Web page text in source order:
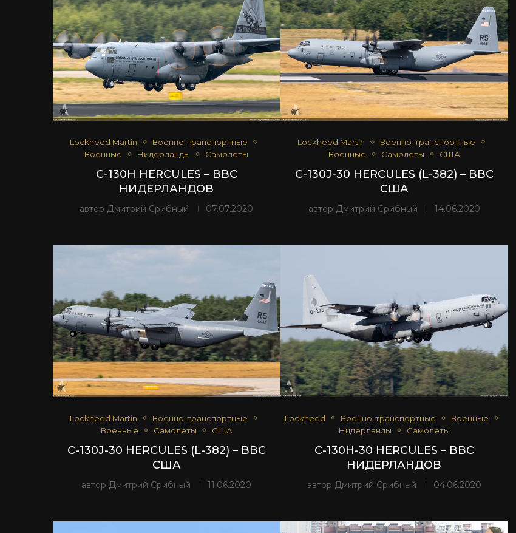
Lockheed Martin
Военно-транспортные
Военные
Нидерланды Самолеты
C-130H HERCULES – ВВС
НИДЕРЛАНДОВ
автор Дмитрий Срибный 07.07.2020
Lockheed Martin
Военно-транспортные
Военные
Самолеты США
C-130J-30 HERCULES (L-382) – ВВС
США
автор Дмитрий Срибный 14.06.2020
Lockheed Martin
Военно-транспортные
Военные
Самолеты США
C-130J-30 HERCULES (L-382) – ВВС
США
автор Дмитрий Срибный 11.06.2020
Lockheed Военно-транспортные
Военные
Нидерланды
Самолеты
C-130H-30 HERCULES – ВВС
НИДЕРЛАНДОВ
автор Дмитрий Срибный 04.06.2020